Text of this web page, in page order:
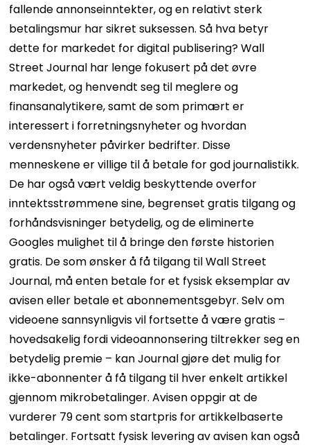
fallende annonseinntekter, og en relativt sterk
betalingsmur har sikret suksessen. Så hva betyr
dette for markedet for digital publisering? Wall
Street Journal har lenge fokusert på det øvre
markedet, og henvendt seg til meglere og
finansanalytikere, samt de som primært er
interessert i forretningsnyheter og hvordan
verdensnyheter påvirker bedrifter. Disse
menneskene er villige til å betale for god journalistikk.
De har også vært veldig beskyttende overfor
inntektsstrømmene sine, begrenset gratis tilgang og
forhåndsvisninger betydelig, og de eliminerte
Googles mulighet til å bringe den første historien
gratis. De som ønsker å få tilgang til Wall Street
Journal, må enten betale for et fysisk eksemplar av
avisen eller betale et abonnementsgebyr. Selv om
videoene sannsynligvis vil fortsette å være gratis –
hovedsakelig fordi videoannonsering tiltrekker seg en
betydelig premie – kan Journal gjøre det mulig for
ikke-abonnenter å få tilgang til hver enkelt artikkel
gjennom mikrobetalinger. Avisen oppgir at de
vurderer 79 cent som startpris for artikkelbaserte
betalinger. Fortsatt fysisk levering av avisen kan også